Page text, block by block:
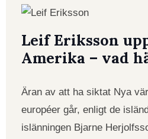
Leif Eriksson
Amerika – vad
Äran av att ha siktat Nya
européer går, enligt de
islänningen Bjarne